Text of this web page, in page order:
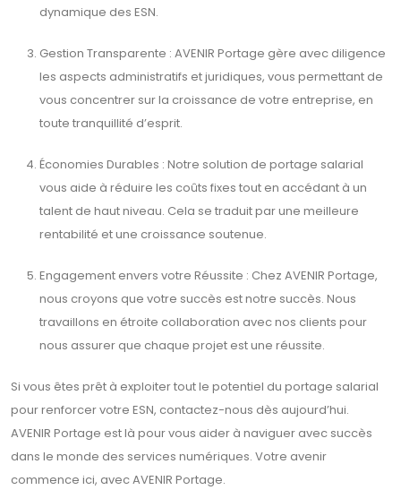
dynamique des ESN.
Gestion Transparente : AVENIR Portage gère avec diligence
les aspects administratifs et juridiques, vous permettant de
vous concentrer sur la croissance de votre entreprise, en
toute tranquillité d’esprit.
Économies Durables : Notre solution de portage salarial
vous aide à réduire les coûts fixes tout en accédant à un
talent de haut niveau. Cela se traduit par une meilleure
rentabilité et une croissance soutenue.
Engagement envers votre Réussite : Chez AVENIR Portage,
nous croyons que votre succès est notre succès. Nous
travaillons en étroite collaboration avec nos clients pour
nous assurer que chaque projet est une réussite.
Si vous êtes prêt à exploiter tout le potentiel du portage salarial
pour renforcer votre ESN, contactez-nous dès aujourd’hui.
AVENIR Portage est là pour vous aider à naviguer avec succès
dans le monde des services numériques. Votre avenir
commence ici, avec AVENIR Portage.